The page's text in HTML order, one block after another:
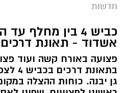
חדשות
כביש 4 בין מחלף
אשדוד - תאונת
פצועה באורח קשה ועוד
גן יבנה. כוחות ההצלה